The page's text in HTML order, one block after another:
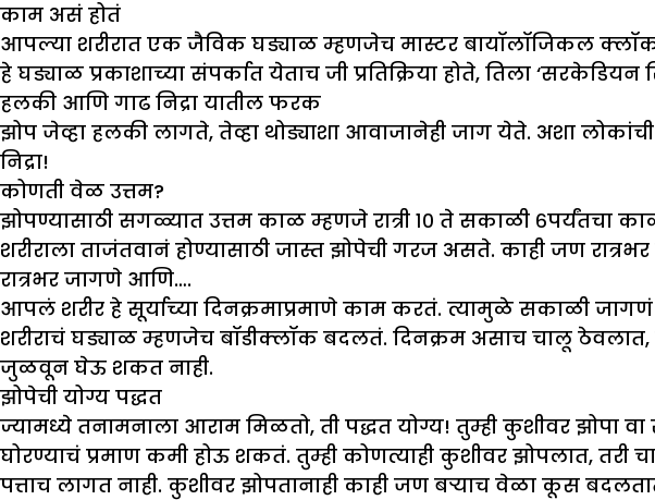
काम असं होतं
आपल्या शरीरात एक जैविक घड्याळ म्हणजेच मास्टर बायॉलॉजिकल क्लॉक
हे घड्याळ प्रकाशाच्या संपर्कात येताच जी प्रतिक्रिया होते, तिला ‘सरकेडियन
हलकी आणि गाढ निद्रा यातील फरक
झोप जेव्हा हलकी लागते, तेव्हा थोड्याशा आवाजानेही जाग येते. अशा
निद्रा!
कोणती वेळ उत्तम?
झोपण्यासाठी सगळ्यात उत्तम काळ म्हणजे रात्री १० ते सकाळी ६पर्यंतचा
शरीराला ताजंतवानं होण्यासाठी जास्त झोपेची गरज असते. काही जण
रात्रभर जागणे आणि….
आपलं शरीर हे सूर्याच्या दिनक्रमाप्रमाणे काम करतं. त्यामुळे सकाळी जागणं
शरीराचं घड्याळ म्हणजेच बॉडीक्लॉक बदलतं. दिनक्रम असाच चालू ठेवलात,
जुळवून घेऊ शकत नाही.
झोपेची योग्य पद्धत
ज्यामध्ये तनामनाला आराम मिळतो, ती पद्धत योग्य! तुम्ही कुशीवर झोपा
घोरण्याचं प्रमाण कमी होऊ शकतं. तुम्ही कोणत्याही कुशीवर झोपलात,
पत्ताच लागत नाही. कुशीवर झोपतानाही काही जण बऱ्याच वेळा कूस